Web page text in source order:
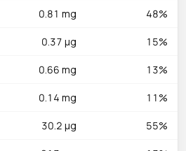
습니다. 한국식으로는 닭가슴살과 동
으며, 고추장 양념에 재워 구운 칠면조
인 칠면조 채소 비빔밥이 잘 어울립
, 타임, 올리브오일과 함께 오븐에서
로 활용하거나, 국물 요리에 넣어 단
니다. 레몬즙을 곁들이면 철분 흡수
0.81 mg 48%
0.37 µg 15%
0.66 mg 13%
0.14 mg 11%
30.2 µg 55%